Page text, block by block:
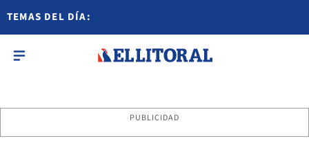
TEMAS DEL DÍA:
PUBLICIDAD